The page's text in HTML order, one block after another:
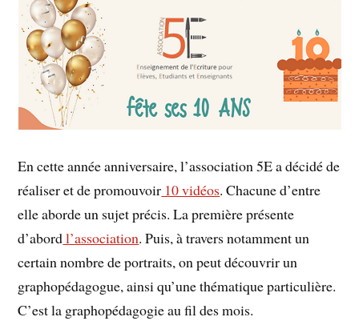
En cette année anniversaire, l’association 5E a décidé de
réaliser et de promouvoir 10 vidéos. Chacune d’entre
elle aborde un sujet précis. La première présente
d’abordl’association. Puis, à travers notamment un
certain nombre de portraits, on peut découvrir un
graphopédagogue, ainsi qu’une thématique particulière.
C’est la graphopédagogie au fil des mois.